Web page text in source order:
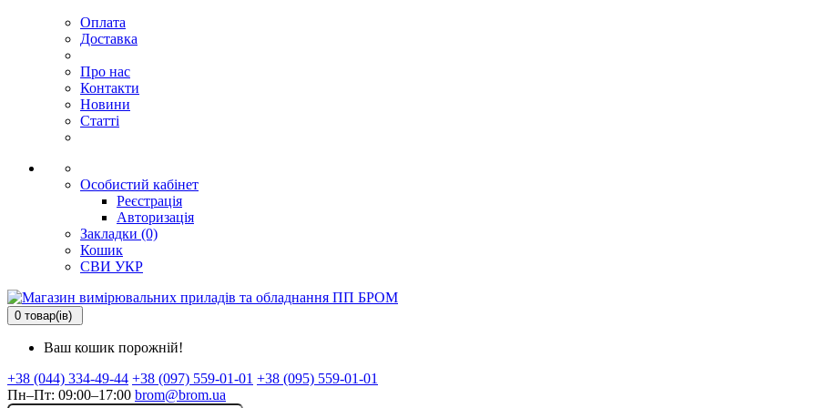
Оплата
Доставка
Про нас
Контакти
Новини
Статті
Особистий кабінет
Реєстрація
Авторизація
Закладки (0)
Кошик
СВИ УКР
0 товар(ів)
Ваш кошик порожній!
+38 (044) 334-49-44 +38 (097) 559-01-01 +38 (095) 559-01-01
Пн–Пт: 09:00–17:00 brom@brom.ua